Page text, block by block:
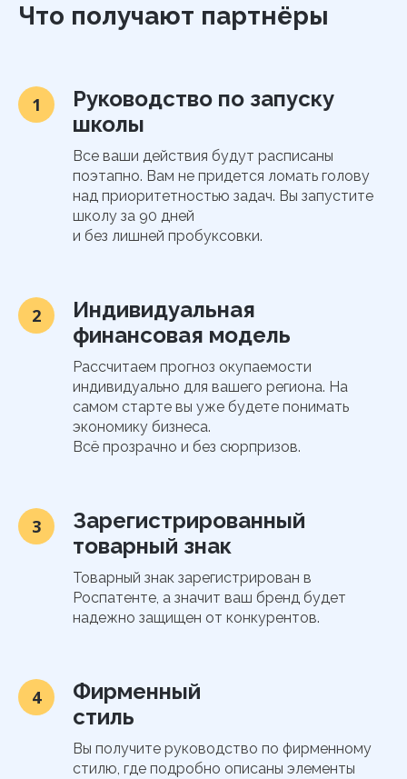
Что получают партнёры
1
Руководство по запуску
школы
Все ваши действия будут расписаны
поэтапно. Вам не придется ломать голову
над приоритетностью задач. Вы запустите
школу за 90 дней
и без лишней пробуксовки.
2
Индивидуальная
финансовая модель
Рассчитаем прогноз окупаемости
индивидуально для вашего региона. На
самом старте вы уже будете понимать
экономику бизнеса.
Всё прозрачно и без сюрпризов.
3
Зарегистрированный
товарный знак
Товарный знак зарегистрирован в
Роспатенте, а значит ваш бренд будет
надежно защищен от конкурентов.
4
Фирменный
стиль
Вы получите руководство по фирменному
стилю, где подробно описаны элементы